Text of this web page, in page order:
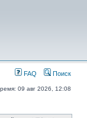
FAQ Поиск
09 авг 2026, 12:08